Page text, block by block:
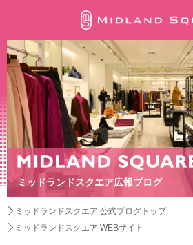
ミッドランドスクエア広報ブログ
ミッドランドスクエア 公式ブログトップ
ミッドランドスクエア WEBサイト